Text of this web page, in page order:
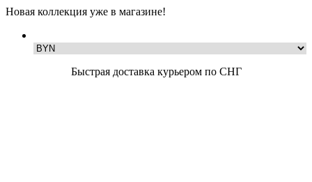
Новая коллекция уже в магазине!
Быстрая доставка курьером по СНГ